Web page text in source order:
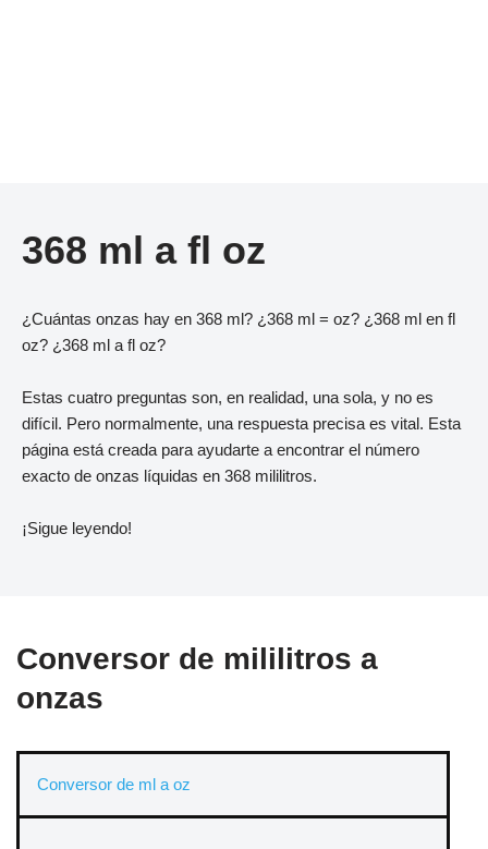
368 ml a fl oz
¿Cuántas onzas hay en 368 ml? ¿368 ml = oz? ¿368 ml en fl
oz? ¿368 ml a fl oz?
Estas cuatro preguntas son, en realidad, una sola, y no es
difícil. Pero normalmente, una respuesta precisa es vital. Esta
página está creada para ayudarte a encontrar el número
exacto de onzas líquidas en 368 mililitros.
¡Sigue leyendo!
Conversor de mililitros a
onzas
Conversor de ml a oz